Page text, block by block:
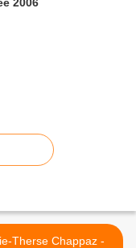
Therse Chappaz -